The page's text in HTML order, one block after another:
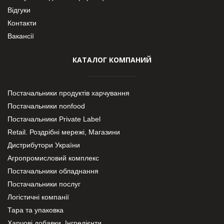
Відгуки
Контакти
Вакансії
КАТАЛОГ КОМПАНИЙ
Постачальники продуктів харчування
Постачальники nonfood
Постачальники Private Label
Retail. Роздрібні мережі, Магазини
Дистрибутори України
Агропромисловий комплекс
Постачальники обладнання
Постачальники послуг
Логістичні компанії
Тара та упаковка